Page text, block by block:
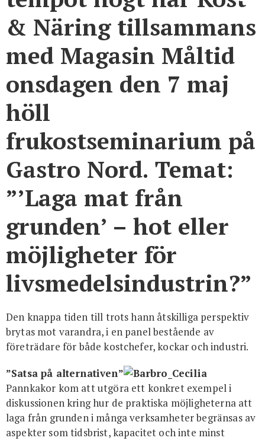
& Näring tillsammans
med Magasin Måltid
onsdagen den 7 maj
höll
frukostseminarium på
Gastro Nord. Temat:
”’Laga mat från
grunden’ – hot eller
möjligheter för
livsmedelsindustrin?”
Den knappa tiden till trots hann åtskilliga perspektiv
brytas mot varandra, i en panel bestående av
företrädare för både kostchefer, kockar och industri.
”Satsa på alternativen”
Pannkakor kom att utgöra ett konkret exempel i
diskussionen kring hur de praktiska möjligheterna att
laga från grunden i många verksamheter begränsas av
aspekter som tidsbrist, kapacitet och inte minst